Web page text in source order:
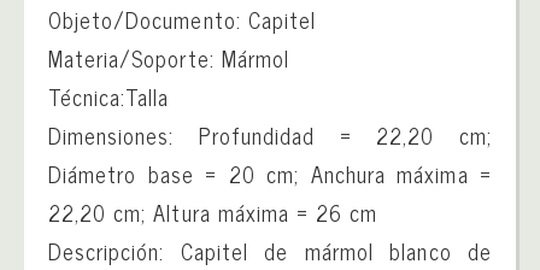
Objeto/Documento: Capitel
Materia/Soporte: Mármol
Técnica:Talla
Dimensiones: Profundidad = 22,20 cm;
Diámetro base = 20 cm; Anchura máxima =
22,20 cm; Altura máxima = 26 cm
Descripción: Capitel de mármol blanco de